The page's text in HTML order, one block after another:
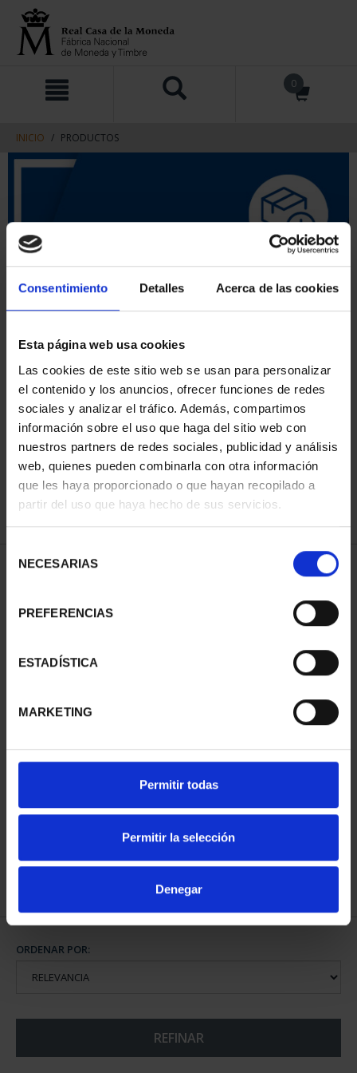
Consentimiento Detalles Acerca de las cookies
Esta página web usa cookies
Las cookies de este sitio web se usan para personalizar
el contenido y los anuncios, ofrecer funciones de redes
sociales y analizar el tráfico. Además, compartimos
información sobre el uso que haga del sitio web con
nuestros partners de redes sociales, publicidad y análisis
web, quienes pueden combinarla con otra información
que les haya proporcionado o que hayan recopilado a
partir del uso que haya hecho de sus servicios.
NECESARIAS
PREFERENCIAS
ESTADÍSTICA
MARKETING
Permitir todas
Permitir la selección
Denegar
contenido
navegacin
0
INICIO PRODUCTOS
ORDENAR POR:
REFINAR
2 Productos encontrados
MARÍA DE MAEZTU
140,00 €
CAMPEONAS MUNDIAL
145,00 €
ORDENAR POR:
REFINAR